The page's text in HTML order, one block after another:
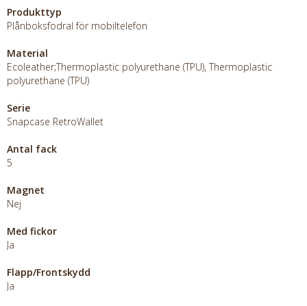
Produkttyp
Plånboksfodral för mobiltelefon
Material
Ecoleather;Thermoplastic polyurethane (TPU), Thermoplastic
polyurethane (TPU)
Serie
Snapcase RetroWallet
Antal fack
5
Magnet
Nej
Med fickor
Ja
Flapp/Frontskydd
Ja